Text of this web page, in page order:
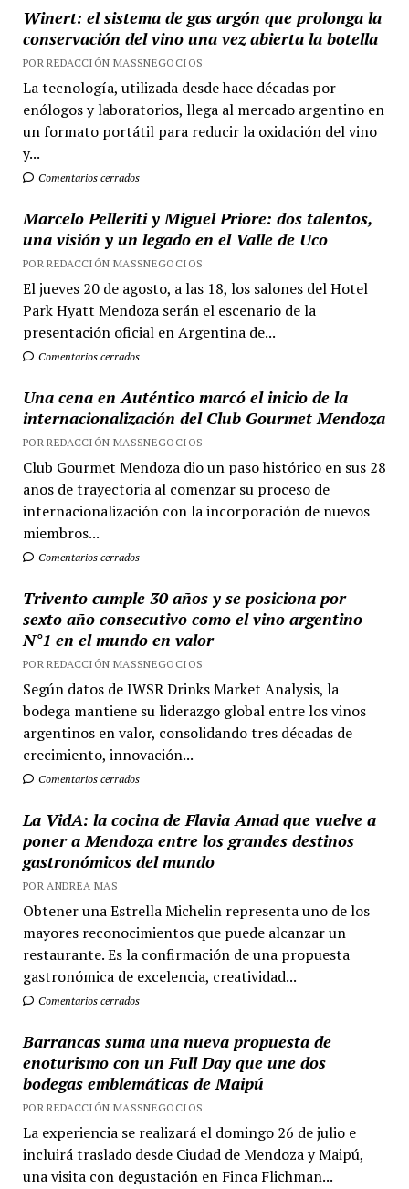
Winert: el sistema de gas argón que prolonga la
conservación del vino una vez abierta la botella
POR REDACCIÓN MASSNEGOCIOS
La tecnología, utilizada desde hace décadas por
enólogos y laboratorios, llega al mercado argentino en
un formato portátil para reducir la oxidación del vino
y...
Comentarios cerrados
Marcelo Pelleriti y Miguel Priore: dos talentos,
una visión y un legado en el Valle de Uco
POR REDACCIÓN MASSNEGOCIOS
El jueves 20 de agosto, a las 18, los salones del Hotel
Park Hyatt Mendoza serán el escenario de la
presentación oficial en Argentina de...
Comentarios cerrados
Una cena en Auténtico marcó el inicio de la
internacionalización del Club Gourmet Mendoza
POR REDACCIÓN MASSNEGOCIOS
Club Gourmet Mendoza dio un paso histórico en sus 28
años de trayectoria al comenzar su proceso de
internacionalización con la incorporación de nuevos
miembros...
Comentarios cerrados
Trivento cumple 30 años y se posiciona por
sexto año consecutivo como el vino argentino
N°1 en el mundo en valor
POR REDACCIÓN MASSNEGOCIOS
Según datos de IWSR Drinks Market Analysis, la
bodega mantiene su liderazgo global entre los vinos
argentinos en valor, consolidando tres décadas de
crecimiento, innovación...
Comentarios cerrados
La VidA: la cocina de Flavia Amad que vuelve a
poner a Mendoza entre los grandes destinos
gastronómicos del mundo
POR ANDREA MAS
Obtener una Estrella Michelin representa uno de los
mayores reconocimientos que puede alcanzar un
restaurante. Es la confirmación de una propuesta
gastronómica de excelencia, creatividad...
Comentarios cerrados
Barrancas suma una nueva propuesta de
enoturismo con un Full Day que une dos
bodegas emblemáticas de Maipú
POR REDACCIÓN MASSNEGOCIOS
La experiencia se realizará el domingo 26 de julio e
incluirá traslado desde Ciudad de Mendoza y Maipú,
una visita con degustación en Finca Flichman...